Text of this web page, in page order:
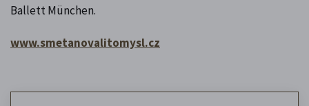
Ballett München.
www.smetanovalitomysl.cz